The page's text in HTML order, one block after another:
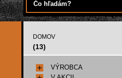
DOMOV
(13)
VÝROBCA